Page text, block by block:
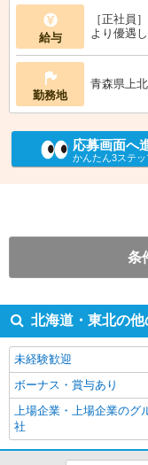
給与
［正社員
より優遇
勤務地
青森県上
応募画面へ
かんたん3ステッ
条
北海道・東北の
未経験歓迎
ボーナス・賞与あり
上場企業・上場企業のグ
社